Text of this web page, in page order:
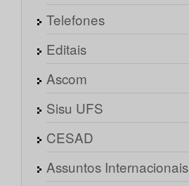
Telefones
Editais
Ascom
Sisu UFS
CESAD
Assuntos Internacionais